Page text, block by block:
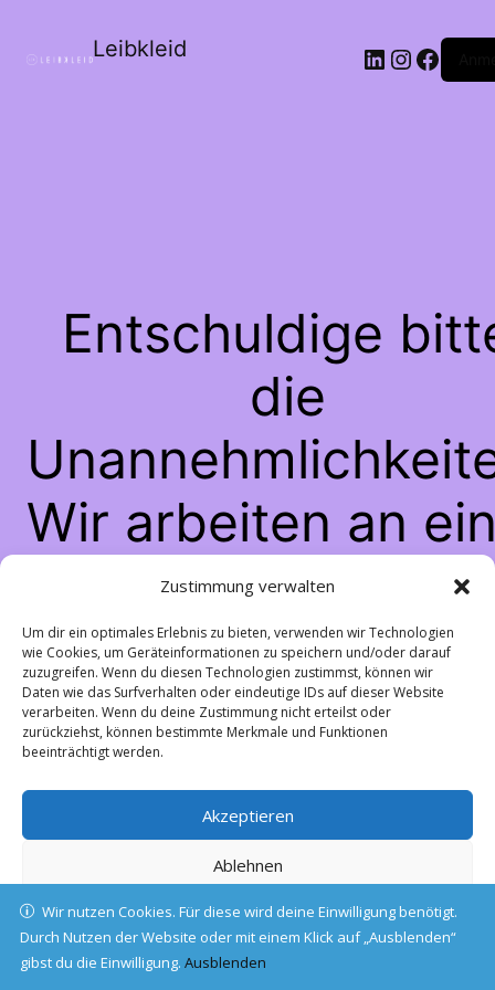
Zustimmung verwalten
Um dir ein optimales Erlebnis zu bieten, verwenden wir Technologien
wie Cookies, um Geräteinformationen zu speichern und/oder darauf
zuzugreifen. Wenn du diesen Technologien zustimmst, können wir
Daten wie das Surfverhalten oder eindeutige IDs auf dieser Website
verarbeiten. Wenn du deine Zustimmung nicht erteilst oder
zurückziehst, können bestimmte Merkmale und Funktionen
beeinträchtigt werden.
Akzeptieren
Ablehnen
Einstellungen ansehen
Cookie-RichtlinieDatenschutz
Leibkleid LinkedIn
Entschuldige
die
Wir arbeiten an
großartigen
schau bald
vorbei!
Wir nutzen Cookies. Für diese wird deine Einwilligung benötigt.
Durch Nutzen der Website oder mit einem Klick auf „Ausblenden“
gibst du die Einwilligung.Ausblenden